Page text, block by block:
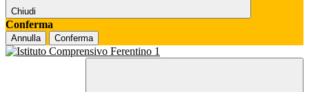
Chiudi
Conferma
Annulla Conferma